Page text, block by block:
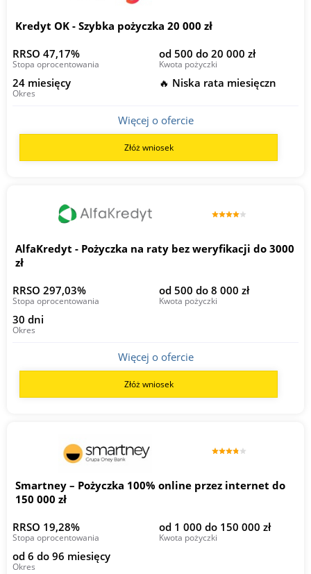
Kredyt OK - Szybka pożyczka 20 000 zł
RRSO 47,17%
Stopa oprocentowania
od 500 do 20 000 zł
Kwota pożyczki
24 miesięcy
Okres
🔥 Niska rata miesięczn
Więcej o ofercie
Złóż wniosek
AlfaKredyt - Pożyczka na raty bez weryfikacji do 3000
zł
RRSO 297,03%
Stopa oprocentowania
od 500 do 8 000 zł
Kwota pożyczki
30 dni
Okres
Więcej o ofercie
Złóż wniosek
Smartney – Pożyczka 100% online przez internet do
150 000 zł
RRSO 19,28%
Stopa oprocentowania
od 1 000 do 150 000 zł
Kwota pożyczki
od 6 do 96 miesięcy
Okres